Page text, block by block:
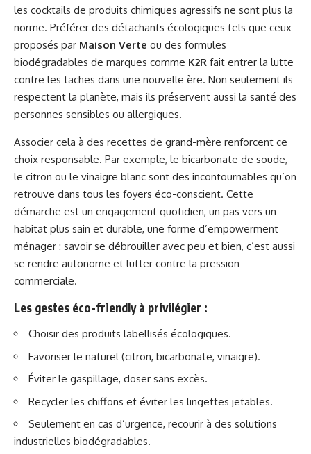
les cocktails de produits chimiques agressifs ne sont plus la
norme. Préférer des détachants écologiques tels que ceux
proposés par Maison Verte ou des formules
biodégradables de marques comme K2R fait entrer la lutte
contre les taches dans une nouvelle ère. Non seulement ils
respectent la planète, mais ils préservent aussi la santé des
personnes sensibles ou allergiques.
Associer cela à des recettes de grand-mère renforcent ce
choix responsable. Par exemple, le bicarbonate de soude,
le citron ou le vinaigre blanc sont des incontournables qu’on
retrouve dans tous les foyers éco-conscient. Cette
démarche est un engagement quotidien, un pas vers un
habitat plus sain et durable, une forme d’empowerment
ménager : savoir se débrouiller avec peu et bien, c’est aussi
se rendre autonome et lutter contre la pression
commerciale.
Les gestes éco-friendly à privilégier :
Choisir des produits labellisés écologiques.
Favoriser le naturel (citron, bicarbonate, vinaigre).
Éviter le gaspillage, doser sans excès.
Recycler les chiffons et éviter les lingettes jetables.
Seulement en cas d’urgence, recourir à des solutions
industrielles biodégradables.